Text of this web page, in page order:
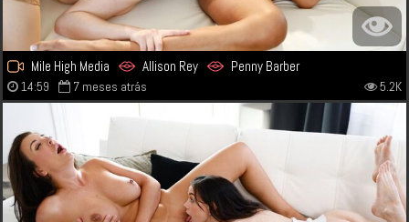
Mile High Media Allison Rey Penny Barber
14:59 7 meses atrás 5.2K